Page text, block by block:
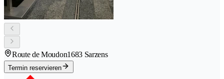
Route de Moudon1683 Sarzens
Termin reservieren